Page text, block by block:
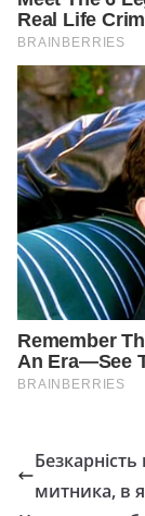
митника, в